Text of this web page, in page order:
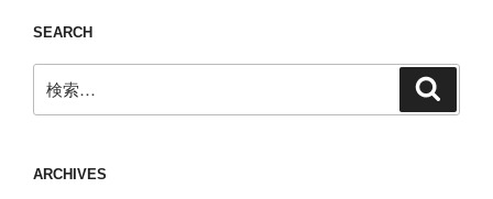
SEARCH
索:
ARCHIVES